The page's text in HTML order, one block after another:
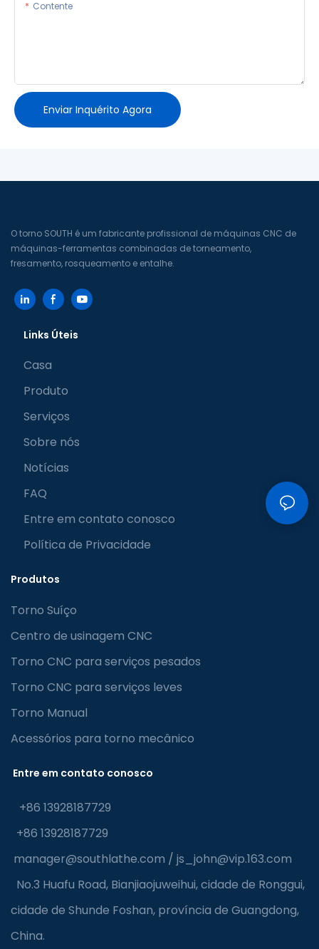
Contente
Enviar Inquérito Agora
O torno SOUTH é um fabricante profissional de máquinas CNC de
máquinas-ferramentas combinadas de torneamento,
fresamento, rosqueamento e entalhe.
Links Úteis
Casa
Produto
Serviços
Sobre nós
Notícias
FAQ
Entre em contato conosco
Política de Privacidade
Produtos
Torno Suíço
Centro de usinagem CNC
Torno CNC para serviços pesados
Torno CNC para serviços leves
Torno Manual
Acessórios para torno mecânico
Entre em contato conosco
+86 13928187729
+86 13928187729
manager@southlathe.com / js_john@vip.163.com
No.3 Huafu Road, Bianjiaojuweihui, cidade de Ronggui,
cidade de Shunde Foshan, província de Guangdong,
China.